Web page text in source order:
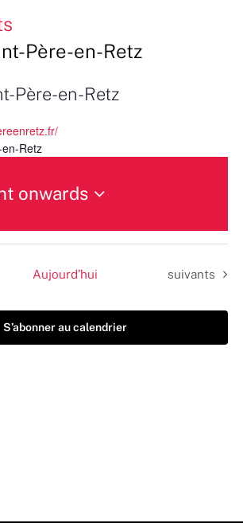
Père-en-Retz
Père-en-Retz
Retz
onwards
Aujourd’hui Évènements
suivants
S’abonner au calendrier